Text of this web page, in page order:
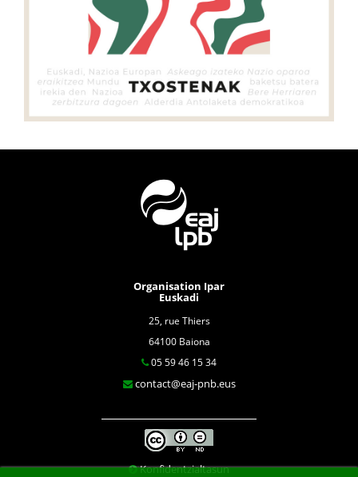
Organisation Ipar
Euskadi
25, rue Thiers
64100 Baiona
05 59 46 15 34
contact@eaj-pnb.eus
Konfidentzialtasun